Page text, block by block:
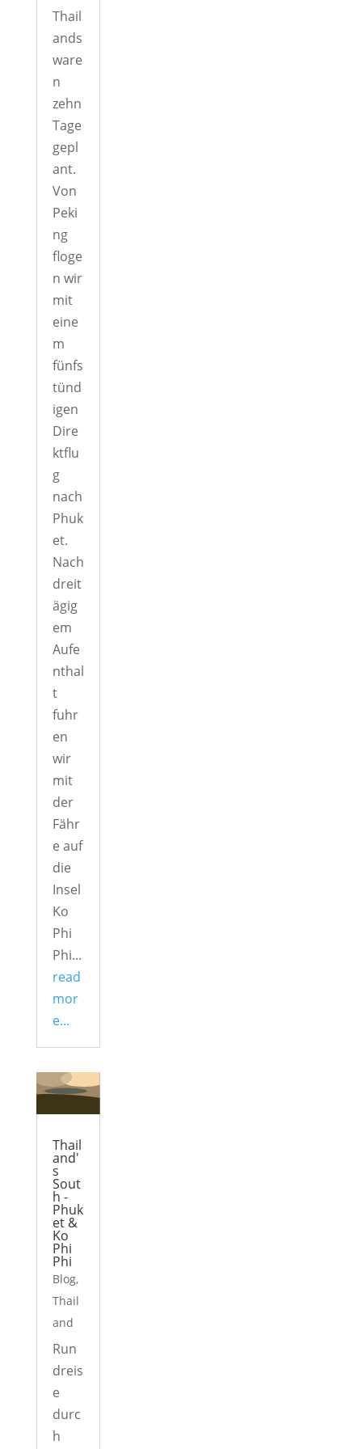
Thail
ands
ware
n
zehn
Tage
gepl
ant.
Von
Peki
ng
floge
n wir
mit
eine
m
fünfs
tünd
igen
Dire
ktflu
g
nach
Phuk
et.
Nach
dreit
ägig
em
Aufe
nthal
t
fuhr
en
wir
mit
der
Fähr
e auf
die
Insel
Ko
Phi
Phi...
read
mor
e...
Thail
and'
s
Sout
h -
Phuk
et &
Ko
Phi
Phi
Blog,
Thail
and
Run
dreis
e
durc
h